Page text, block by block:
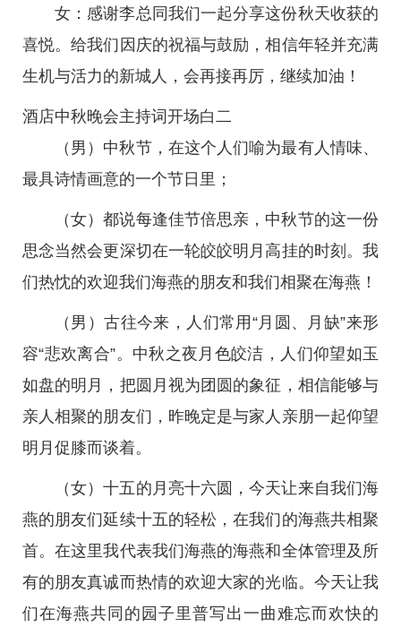
女：感谢李总同我们一起分享这份秋天收获的
喜悦。给我们因庆的祝福与鼓励，相信年轻并充满
生机与活力的新城人，会再接再厉，继续加油！
酒店中秋晚会主持词开场白二
（男）中秋节，在这个人们喻为最有人情味、
最具诗情画意的一个节日里；
（女）都说每逢佳节倍思亲，中秋节的这一份
思念当然会更深切在一轮皎皎明月高挂的时刻。我
们热忱的欢迎我们海燕的朋友和我们相聚在海燕！
（男）古往今来，人们常用“月圆、月缺”来形
容“悲欢离合”。中秋之夜月色皎洁，人们仰望如玉
如盘的明月，把圆月视为团圆的象征，相信能够与
亲人相聚的朋友们，昨晚定是与家人亲朋一起仰望
明月促膝而谈着。
（女）十五的月亮十六圆，今天让来自我们海
燕的朋友们延续十五的轻松，在我们的海燕共相聚
首。在这里我代表我们海燕的海燕和全体管理及所
有的朋友真诚而热情的欢迎大家的光临。今天让我
们在海燕共同的园子里普写出一曲难忘而欢快的